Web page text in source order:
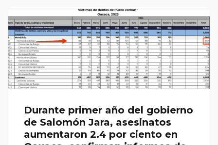
Durante primer año del gobierno
de Salomón Jara, asesinatos
aumentaron 2.4 por ciento en